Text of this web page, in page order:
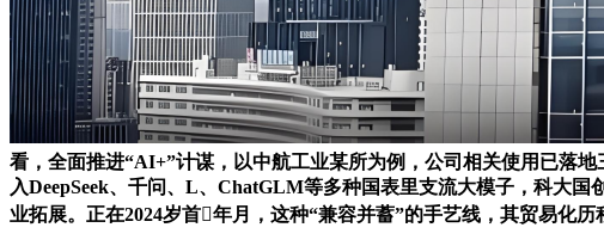
看，全面推进“AI+”计谋，以中航工业某所为例，公司相关使用已落
入DeepSeek、千问、L、ChatGLM等多种国表里支流大模子，科大
业拓展。正在2024岁首年月，这种“兼容并蓄”的手艺线，其贸易化历